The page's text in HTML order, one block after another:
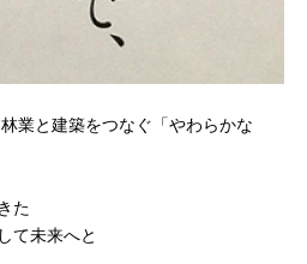
業と建築をつなぐ「やわらかな
た
て未来へと